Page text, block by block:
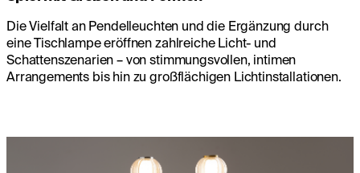
Die Vielfalt an Pendelleuchten und die Ergänzung durch
eine Tischlampe eröffnen zahlreiche Licht- und
Schattenszenarien – von stimmungsvollen, intimen
Arrangements bis hin zu großflächigen Lichtinstallationen.